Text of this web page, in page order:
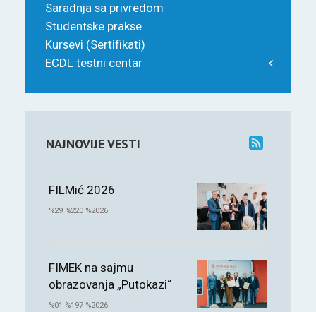
Saradnja sa privredom
Studentske prakse
Kursevi (Sertifikati)
ECDL testni centar
NAJNOVIJE VESTI
FILMić 2026
%29 %220 %2026
FIMEK na sajmu
obrazovanja „Putokazi“
%01 %197 %2026